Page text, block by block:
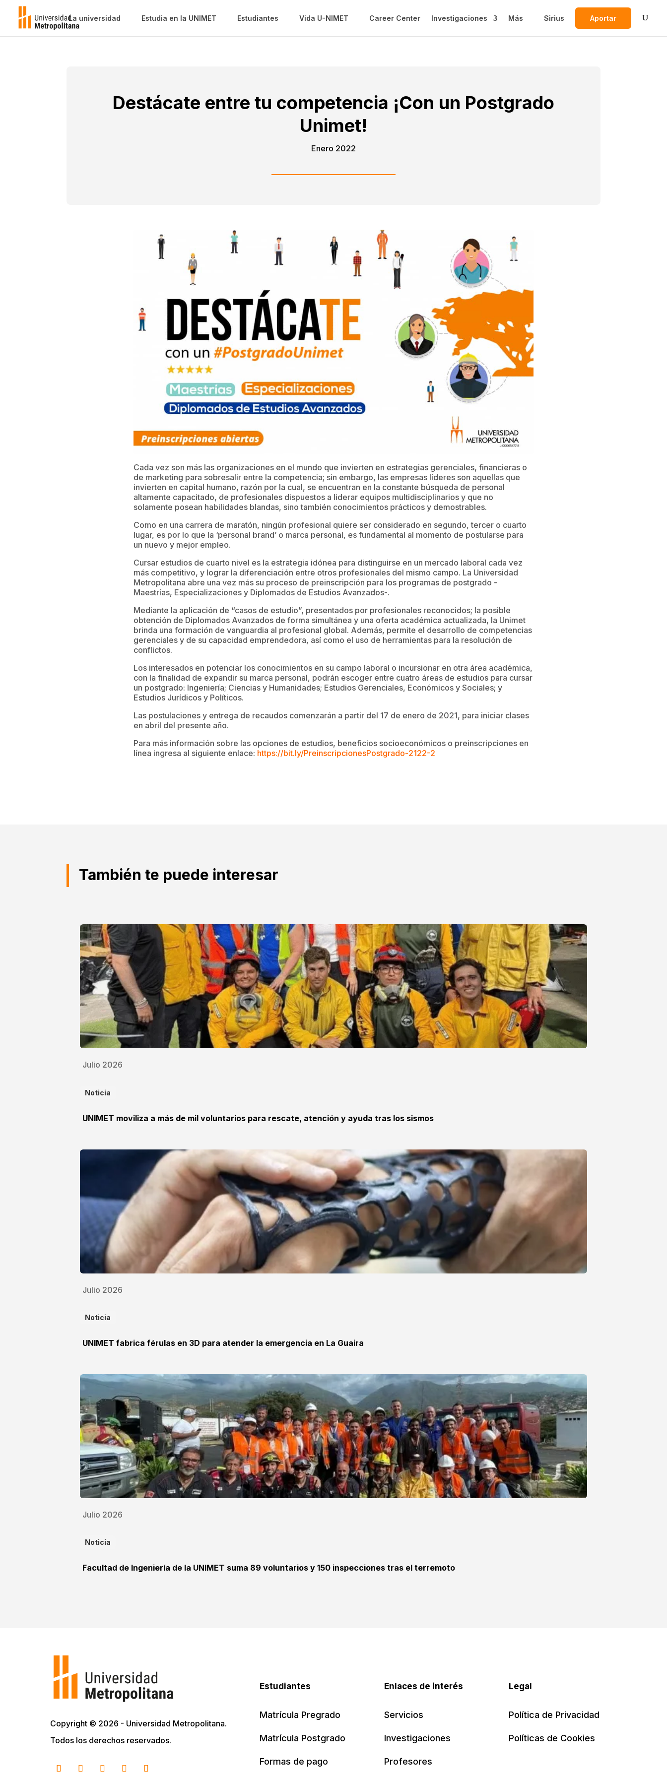
La universidad Estudia en la UNIMET Estudiantes Vida U-NIMET Career Center Investigaciones Más Sirius Aportar
Destácate entre tu competencia ¡Con un Postgrado
Unimet!
Enero 2022
Cada vez son más las organizaciones en el mundo que invierten en estrategias gerenciales, financieras o
de marketing para sobresalir entre la competencia; sin embargo, las empresas líderes son aquellas que
invierten en capital humano, razón por la cual, se encuentran en la constante búsqueda de personal
altamente capacitado, de profesionales dispuestos a liderar equipos multidisciplinarios y que no
solamente posean habilidades blandas, sino también conocimientos prácticos y demostrables.
Como en una carrera de maratón, ningún profesional quiere ser considerado en segundo, tercer o cuarto
lugar, es por lo que la ‘personal brand’ o marca personal, es fundamental al momento de postularse para
un nuevo y mejor empleo.
Cursar estudios de cuarto nivel es la estrategia idónea para distinguirse en un mercado laboral cada vez
más competitivo, y lograr la diferenciación entre otros profesionales del mismo campo. La Universidad
Metropolitana abre una vez más su proceso de preinscripción para los programas de postgrado -
Maestrías, Especializaciones y Diplomados de Estudios Avanzados-.
Mediante la aplicación de “casos de estudio”, presentados por profesionales reconocidos; la posible
obtención de Diplomados Avanzados de forma simultánea y una oferta académica actualizada, la Unimet
brinda una formación de vanguardia al profesional global. Además, permite el desarrollo de competencias
gerenciales y de su capacidad emprendedora, así como el uso de herramientas para la resolución de
conflictos.
Los interesados en potenciar los conocimientos en su campo laboral o incursionar en otra área académica,
con la finalidad de expandir su marca personal, podrán escoger entre cuatro áreas de estudios para cursar
un postgrado: Ingeniería; Ciencias y Humanidades; Estudios Gerenciales, Económicos y Sociales; y
Estudios Jurídicos y Políticos.
Las postulaciones y entrega de recaudos comenzarán a partir del 17 de enero de 2021, para iniciar clases
en abril del presente año.
Para más información sobre las opciones de estudios, beneficios socioeconómicos o preinscripciones en
línea ingresa al siguiente enlace: https://bit.ly/PreinscripcionesPostgrado-2122-2
También te puede interesar
Julio 2026
Noticia
UNIMET moviliza a más de mil voluntarios para rescate, atención y ayuda tras los sismos
Julio 2026
Noticia
UNIMET fabrica férulas en 3D para atender la emergencia en La Guaira
Julio 2026
Noticia
Facultad de Ingeniería de la UNIMET suma 89 voluntarios y 150 inspecciones tras el terremoto
Copyright © 2026 - Universidad Metropolitana.
Todos los derechos reservados.
Estudiantes
Matrícula Pregrado
Matrícula Postgrado
Formas de pago
Enlaces de interés
Servicios
Investigaciones
Profesores
Legal
Política de Privacidad
Políticas de Cookies